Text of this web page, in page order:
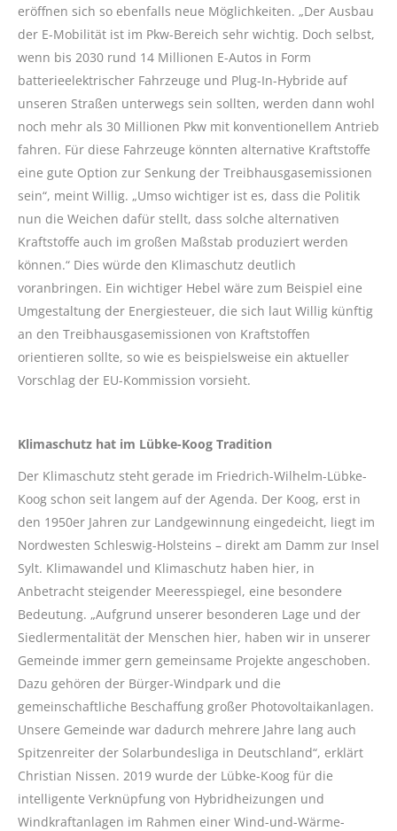
eröffnen sich so ebenfalls neue Möglichkeiten. „Der Ausbau
der E-Mobilität ist im Pkw-Bereich sehr wichtig. Doch selbst,
wenn bis 2030 rund 14 Millionen E-Autos in Form
batterieelektrischer Fahrzeuge und Plug-In-Hybride auf
unseren Straßen unterwegs sein sollten, werden dann wohl
noch mehr als 30 Millionen Pkw mit konventionellem Antrieb
fahren. Für diese Fahrzeuge könnten alternative Kraftstoffe
eine gute Option zur Senkung der Treibhausgasemissionen
sein“, meint Willig. „Umso wichtiger ist es, dass die Politik
nun die Weichen dafür stellt, dass solche alternativen
Kraftstoffe auch im großen Maßstab produziert werden
können.“ Dies würde den Klimaschutz deutlich
voranbringen. Ein wichtiger Hebel wäre zum Beispiel eine
Umgestaltung der Energiesteuer, die sich laut Willig künftig
an den Treibhausgasemissionen von Kraftstoffen
orientieren sollte, so wie es beispielsweise ein aktueller
Vorschlag der EU-Kommission vorsieht.
Klimaschutz hat im Lübke-Koog Tradition
Der Klimaschutz steht gerade im Friedrich-Wilhelm-Lübke-
Koog schon seit langem auf der Agenda. Der Koog, erst in
den 1950er Jahren zur Landgewinnung eingedeicht, liegt im
Nordwesten Schleswig-Holsteins – direkt am Damm zur Insel
Sylt. Klimawandel und Klimaschutz haben hier, in
Anbetracht steigender Meeresspiegel, eine besondere
Bedeutung. „Aufgrund unserer besonderen Lage und der
Siedlermentalität der Menschen hier, haben wir in unserer
Gemeinde immer gern gemeinsame Projekte angeschoben.
Dazu gehören der Bürger-Windpark und die
gemeinschaftliche Beschaffung großer Photovoltaikanlagen.
Unsere Gemeinde war dadurch mehrere Jahre lang auch
Spitzenreiter der Solarbundesliga in Deutschland“, erklärt
Christian Nissen. 2019 wurde der Lübke-Koog für die
intelligente Verknüpfung von Hybridheizungen und
Windkraftanlagen im Rahmen einer Wind-und-Wärme-